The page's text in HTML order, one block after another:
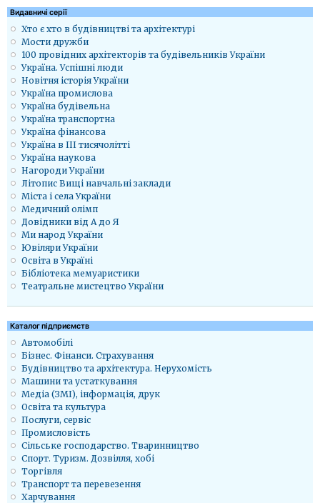
Видавничі серії
Хто є хто в будівництві та архітектурі
Мости дружби
100 провідних архітекторів та будівельників України
Україна. Успішні люди
Новітня історія України
Україна промислова
Україна будівельна
Україна транспортна
Україна фінансова
Україна в ІІІ тисячолітті
Україна наукова
Нагороди України
Літопис Вищі навчальні заклади
Міста і села України
Медичний олімп
Довідники від А до Я
Ми народ України
Ювіляри України
Освіта в Україні
Бібліотека мемуаристики
Театральне мистецтво України
Каталог підприємств
Автомобілі
Бізнес. Фінанси. Страхування
Будівництво та архітектура. Нерухомість
Машини та устаткування
Медіа (ЗМІ), інформація, друк
Освіта та культура
Послуги, сервіс
Промисловість
Сільське господарство. Тваринництво
Спорт. Туризм. Дозвілля, хобі
Торгівля
Транспорт та перевезення
Харчування